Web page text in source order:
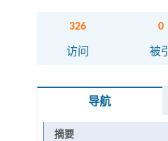
326
访问
0
被引
导航
摘要